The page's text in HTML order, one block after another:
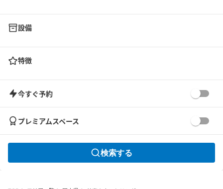
設備
特徴
今すぐ予約
プレミアムスペース
検索する